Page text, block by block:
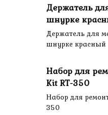
Держатель
шнурке
Держатель для
шнурке красный
Набор для
Kit RT-350
Набор для
350